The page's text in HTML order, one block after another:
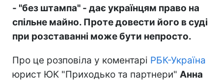
- "без штампа" - дає українцям право на
спільне майно. Проте довести його в суді
при розставанні може бути непросто.
Про це розповіла у коментарі РБК-Україна
юрист ЮК "Приходько та партнери" Анна